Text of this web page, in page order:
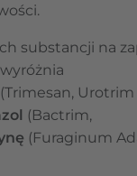
substancji na
(Trimesan,
(Bactrim,
(Furaginum